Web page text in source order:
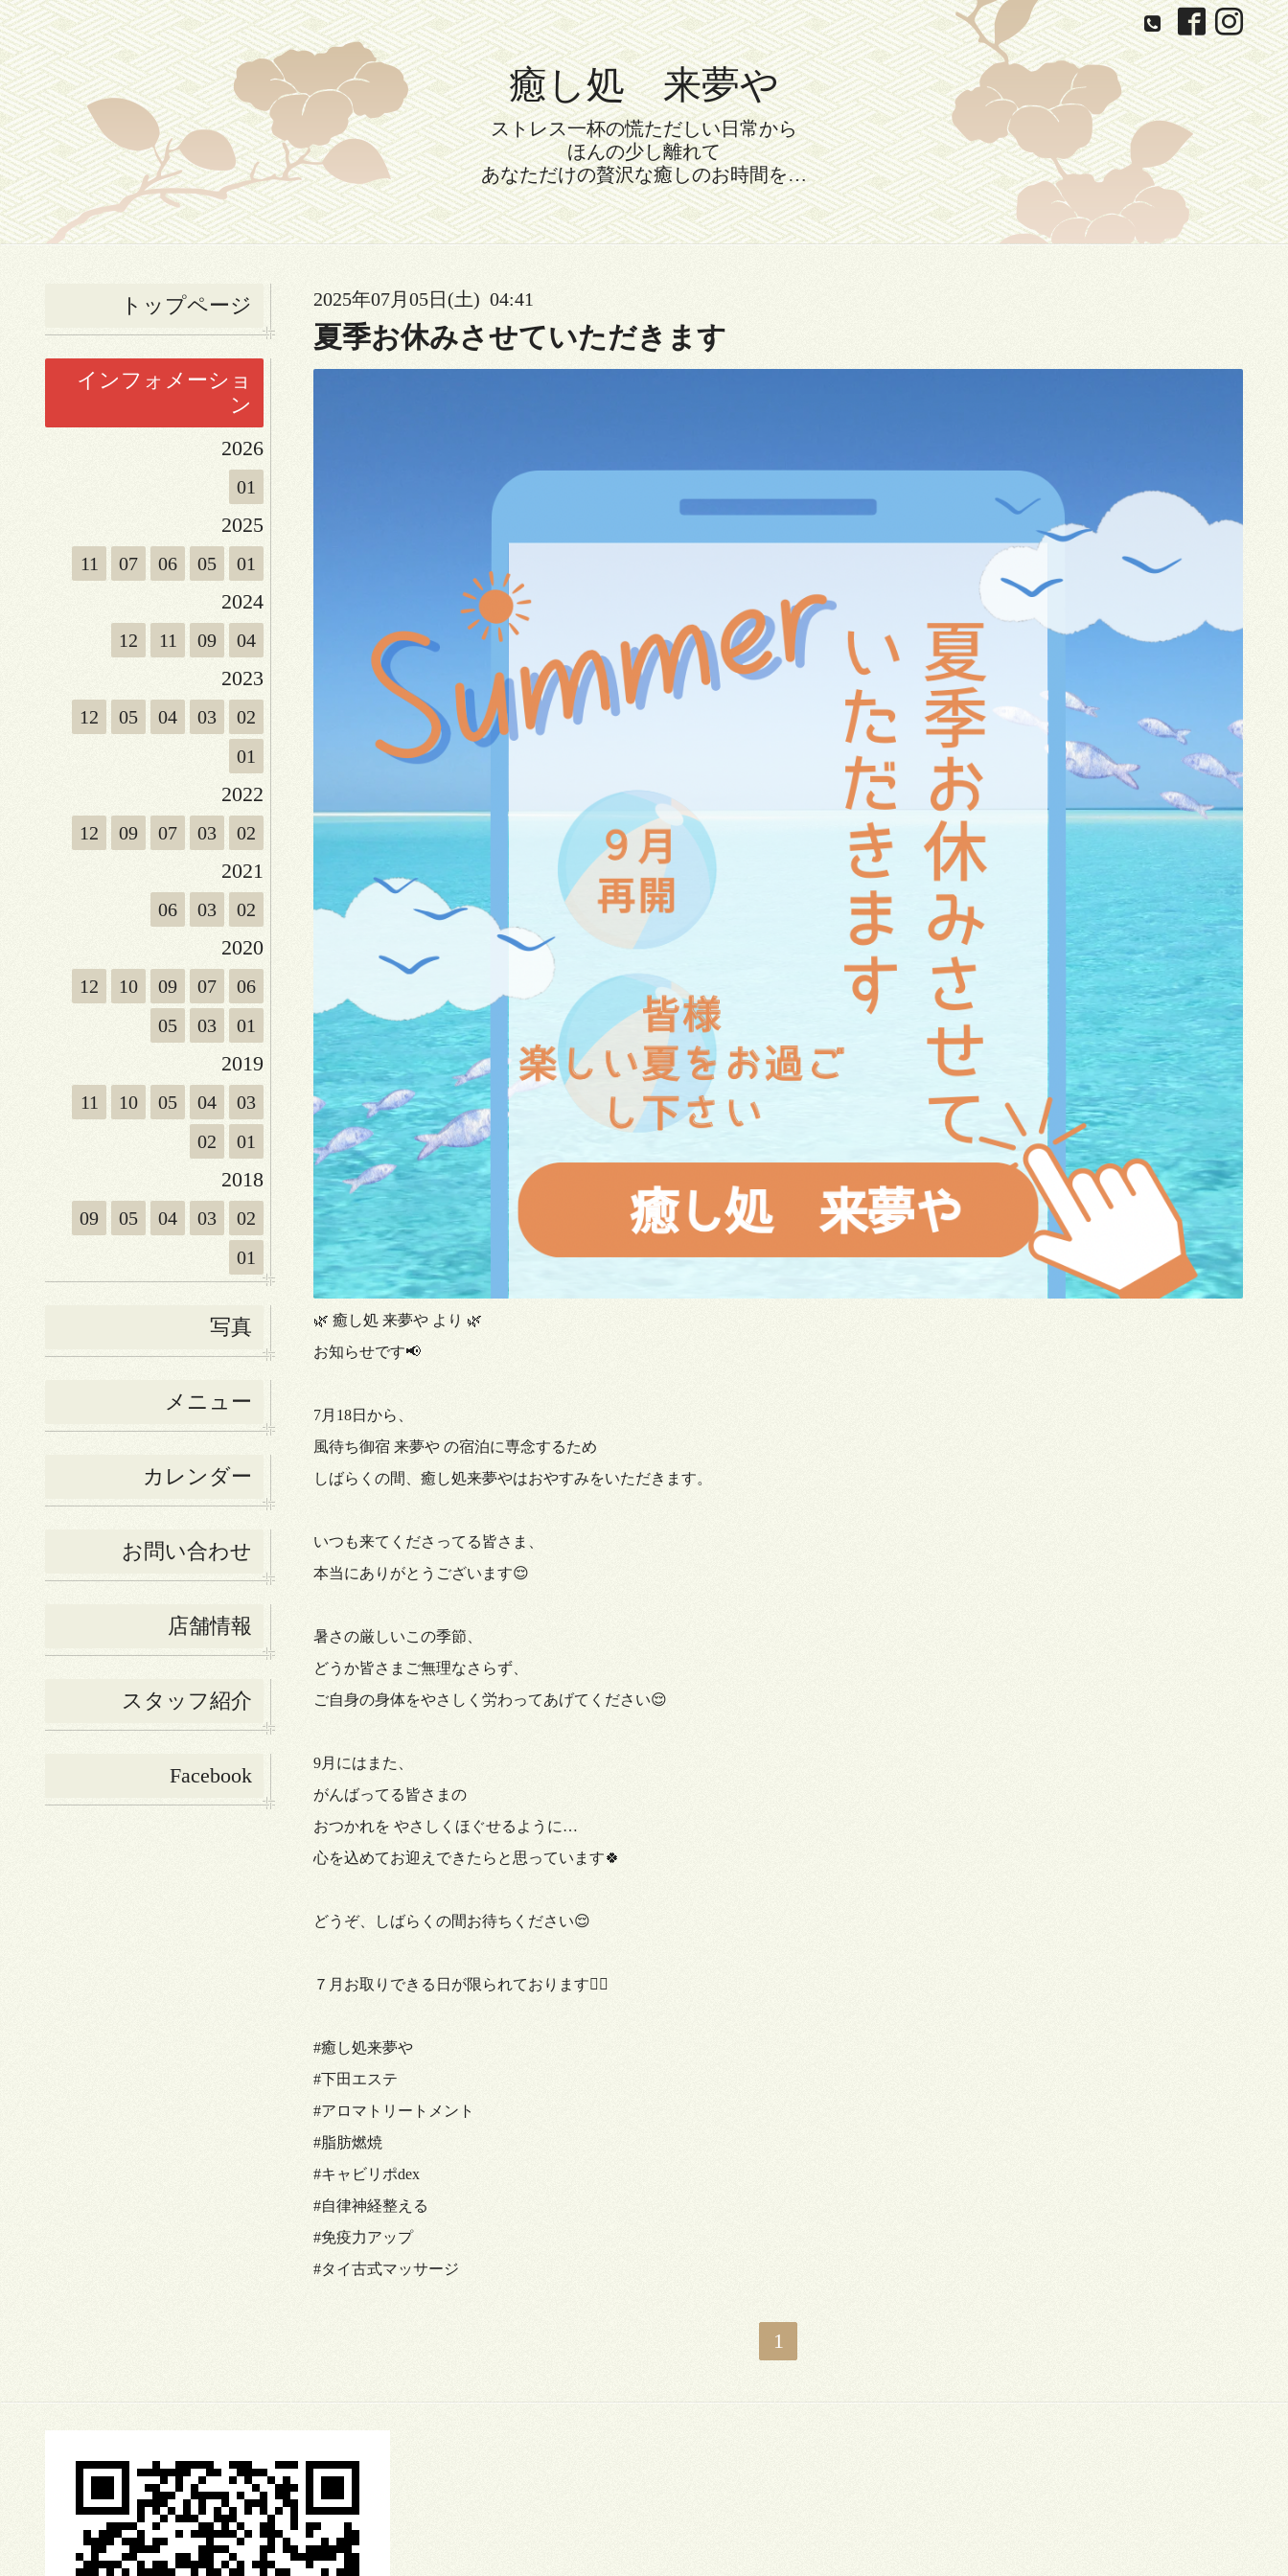
癒し処 来夢や
ストレス一杯の慌ただしい日常から
ほんの少し離れて
あなただけの贅沢な癒しのお時間を…
トップページ
インフォメーショ
ン
2026
01
2025
11 07 06 05 01
2024
12 11 09 04
2023
12 05 04 03
02
01
2022
12 09 07 03 02
2021
06 03 02
2020
12 10 09 07
06
05
03 01
2019
11 10 05 04
03
02
01
2018
09 05 04 03
02
01
写真
メニュー
カレンダー
お問い合わせ
店舗情報
スタッフ紹介
Facebook
2025年07月05日(土) 04:41
夏季お休みさせていただきます
🌿 癒し処 来夢や より 🌿
お知らせです📢
7月18日から、
風待ち御宿 来夢や の宿泊に専念するため
しばらくの間、癒し処来夢やはおやすみをいただきます。
いつも来てくださってる皆さま、
本当にありがとうございます😌
暑さの厳しいこの季節、
どうか皆さまご無理なさらず、
ご自身の身体をやさしく労わってあげてください😌
9月にはまた、
がんばってる皆さまの
おつかれを やさしくほぐせるように…
心を込めてお迎えできたらと思っています🍀
どうぞ、しばらくの間お待ちください😌
７月お取りできる日が限られております🙇‍♀️
#癒し処来夢や
#下田エステ
#アロマトリートメント
#脂肪燃焼
#キャビリポdex
#自律神経整える
#免疫力アップ
#タイ古式マッサージ
1